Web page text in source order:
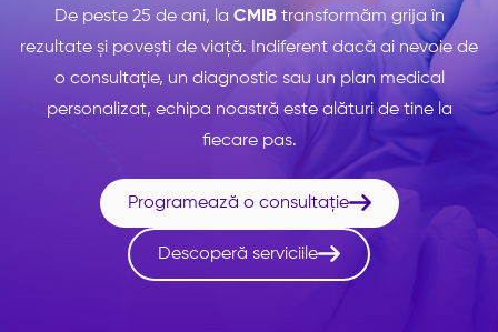
De peste 25 de ani, la CMIBtransformăm grija în
rezultate și povești de viață. Indiferent dacă ai nevoie de
o consultație, un diagnostic sau un plan medical
personalizat, echipa noastră este alături de tine la
fiecare pas.
Programează o consultație
Descoperă serviciile